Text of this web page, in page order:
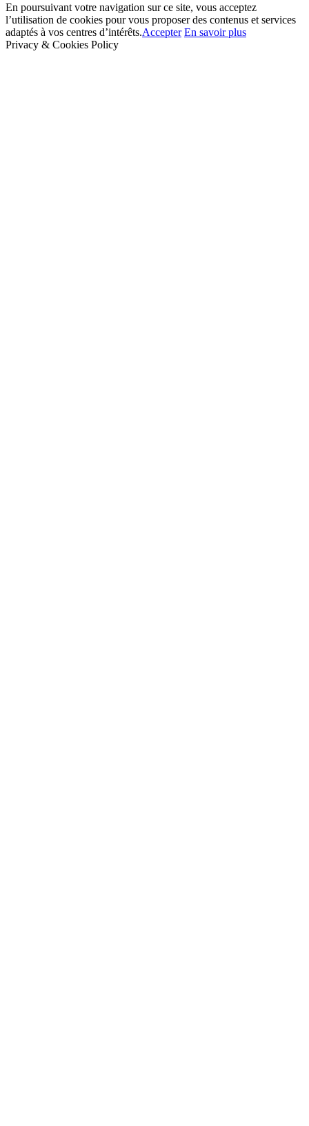
En poursuivant votre navigation sur ce site, vous acceptez
l’utilisation de cookies pour vous proposer des contenus et services
adaptés à vos centres d’intérêts.Accepter En savoir plus
Privacy & Cookies Policy